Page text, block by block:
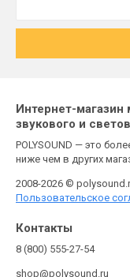
Интернет-
звукового и
POLYSOUND — это
ниже чем в других
2008-2026 ©
Пользовательское
Контакты
8 (800) 555-27-54
shop@polysound.ru